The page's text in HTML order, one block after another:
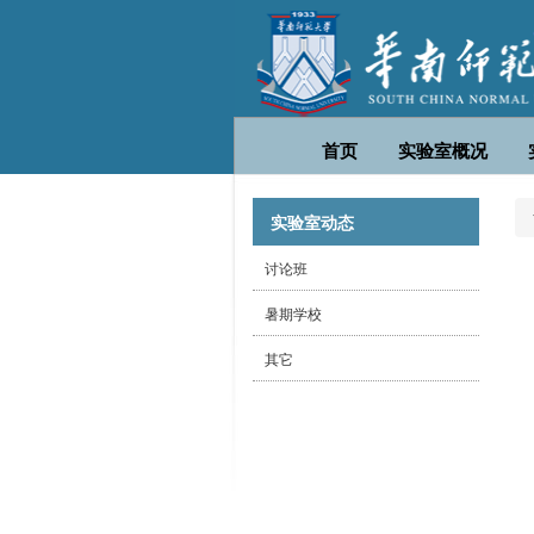
首页 实验室概况
实验室动态
讨论班
暑期学校
其它